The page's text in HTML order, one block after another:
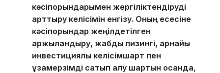
кәсіпорындарымен жергіліктендіруді
арттыру келісімін енгізу. Оның есесіне
кәсіпорындар жеңілдетілген
қаржыландыру, жабдық лизингі, арнайы
инвестициялық келісімшарт пен
ұзақмерзімді сатып алу шартын қосқанда,